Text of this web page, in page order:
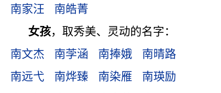
南家汪
南皓菁
女孩，取秀美、灵动的名字：
南文杰
南茡涵 南捧娥
南晴路
南远弋
南烨臻 南染雁
南瑛励